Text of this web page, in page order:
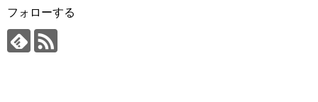
フォローする